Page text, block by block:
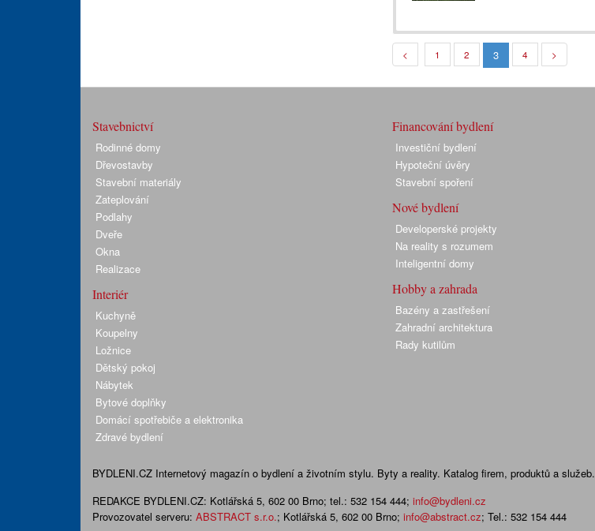
< 1 2 3 4 >
Stavebnictví
Rodinné domy
Dřevostavby
Stavební materiály
Zateplování
Podlahy
Dveře
Okna
Realizace
Interiér
Kuchyně
Koupelny
Ložnice
Dětský pokoj
Nábytek
Bytové doplňky
Domácí spotřebiče a elektronika
Zdravé bydlení
Financování bydlení
Investiční bydlení
Hypoteční úvěry
Stavební spoření
Nové bydlení
Developerské projekty
Na reality s rozumem
Inteligentní domy
Hobby a zahrada
Bazény a zastřešení
Zahradní architektura
Rady kutilům
BYDLENI.CZ Internetový magazín o bydlení a životním stylu. Byty a reality. Katalog firem, produktů a služeb.
REDAKCE BYDLENI.CZ: Kotlářská 5, 602 00 Brno; tel.: 532 154 444; info@bydleni.cz
Provozovatel serveru: ABSTRACT s.r.o.; Kotlářská 5, 602 00 Brno; info@abstract.cz; Tel.: 532 154 444